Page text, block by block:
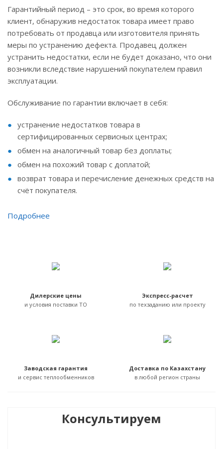
Гарантийный период – это срок, во время которого
клиент, обнаружив недостаток товара имеет право
потребовать от продавца или изготовителя принять
меры по устранению дефекта. Продавец должен
устранить недостатки, если не будет доказано, что они
возникли вследствие нарушений покупателем правил
эксплуатации.
Обслуживание по гарантии включает в себя:
устранение недостатков товара в
сертифицированных сервисных центрах;
обмен на аналогичный товар без доплаты;
обмен на похожий товар с доплатой;
возврат товара и перечисление денежных средств на
счёт покупателя.
Подробнее
Дилерские цены
и условия поставки ТО
Экспресс-расчет
по техзаданию или проекту
Заводская гарантия
и сервис теплообменников
Доставка по Казахстану
в любой регион страны
Консультируем